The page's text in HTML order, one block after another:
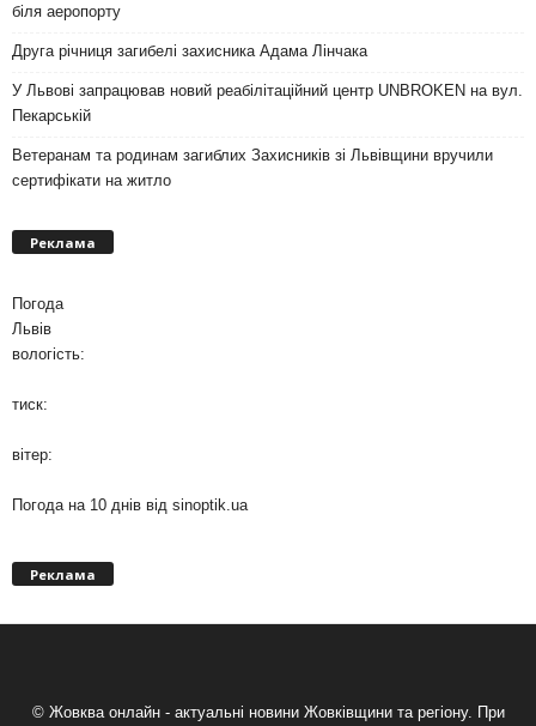
біля аеропорту
Друга річниця загибелі захисника Адама Лінчака
У Львові запрацював новий реабілітаційний центр UNBROKEN на вул.
Пекарській
Ветеранам та родинам загиблих Захисників зі Львівщини вручили
сертифікати на житло
Реклама
Погода
Львів
вологість:
тиск:
вітер:
Погода на 10 днів від sinoptik.ua
Реклама
© Жовква онлайн - актуальні новини Жовківщини та регіону. При